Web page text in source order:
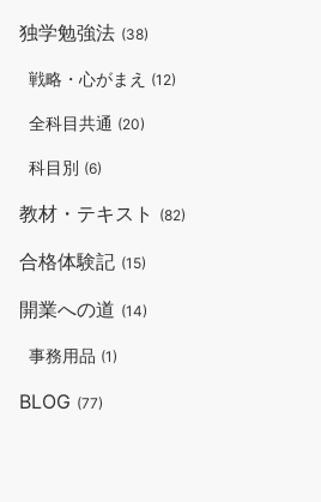
独学勉強法 (38)
戦略・心がまえ (12)
全科目共通 (20)
科目別 (6)
教材・テキスト (82)
合格体験記 (15)
開業への道 (14)
事務用品 (1)
BLOG (77)